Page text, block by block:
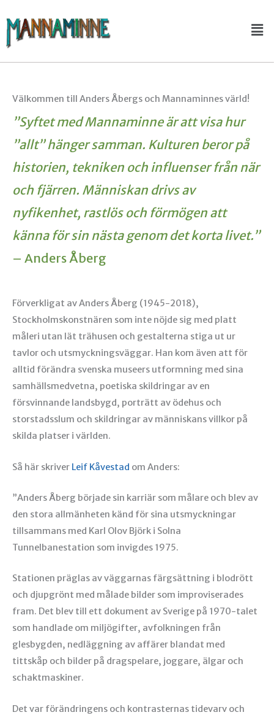
till
innehåll
Välkommen till Anders Åbergs och Mannaminnes värld!
”Syftet med Mannaminne är att visa hur
”allt” hänger samman. Kulturen beror på
historien, tekniken och influenser från när
och fjärren. Människan drivs av
nyfikenhet, rastlös och förmögen att
känna för sin nästa genom det korta livet.”
– Anders Åberg
Förverkligat av Anders Åberg (1945-2018),
Stockholmskonstnären som inte nöjde sig med platt
måleri utan lät trähusen och gestalterna stiga ut ur
tavlor och utsmyckningsväggar. Han kom även att för
alltid förändra svenska museers utformning med sina
samhällsmedvetna, poetiska skildringar av en
försvinnande landsbygd, porträtt av ödehus och
storstadsslum och skildringar av människans villkor på
skilda platser i världen.
Så här skriver Leif Kåvestad om Anders:
”Anders Åberg började sin karriär som målare och blev av
den stora allmänheten känd för sina utsmyckningar
tillsammans med Karl Olov Björk i Solna
Tunnelbanestation som invigdes 1975.
Stationen präglas av väggarnas färgsättning i blodrött
och djupgrönt med målade bilder som improviserades
fram. Det blev till ett dokument av Sverige på 1970-talet
som handlade om miljögifter, avfolkningen från
glesbygden, nedläggning av affärer blandat med
tittskåp och bilder på dragspelare, joggare, älgar och
schaktmaskiner.
Det var förändringens och kontrasternas tidevarv och